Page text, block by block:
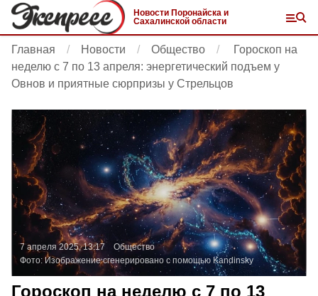
Новости Поронайска и
Сахалинской области
Главная Новости Общество
Гороскоп на
неделю с 7 по 13 апреля: энергетический подъем у
Овнов и приятные сюрпризы у Стрельцов
7 апреля 2025, 13:17
Общество
Фото:Изображение сгенерировано с помощью Kandinsky
Гороскоп на неделю с 7 по 13